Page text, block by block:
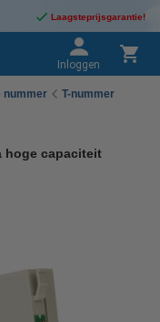
Laagsteprijsgarantie!
Inloggen
nummer
T-nummer
hoge capaciteit